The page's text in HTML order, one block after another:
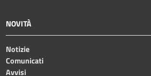
NOVITÀ
Notizie
Comunicati
Avvisi